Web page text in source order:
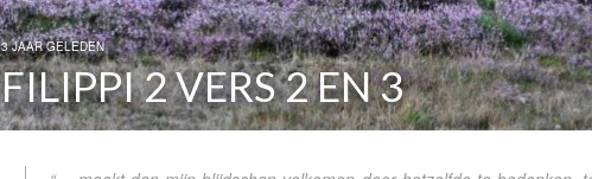
3 JAAR GELEDEN
FILIPPI 2 VERS 2 EN 3